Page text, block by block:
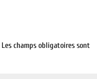
Les champs obligatoires sont